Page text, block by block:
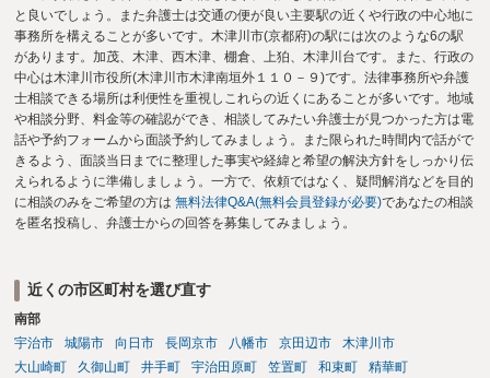
と良いでしょう。また弁護士は交通の便が良い主要駅の近くや行政の中心地に
事務所を構えることが多いです。木津川市(京都府)の駅には次のような6の駅
があります。加茂、木津、西木津、棚倉、上狛、木津川台です。また、行政の
中心は木津川市役所(木津川市木津南垣外１１０－９)です。法律事務所や弁護
士相談できる場所は利便性を重視しこれらの近くにあることが多いです。地域
や相談分野、料金等の確認ができ、相談してみたい弁護士が見つかった方は電
話や予約フォームから面談予約してみましょう。また限られた時間内で話がで
きるよう、面談当日までに整理した事実や経緯と希望の解決方針をしっかり伝
えられるように準備しましょう。一方で、依頼ではなく、疑問解消などを目的
に相談のみをご希望の方は 無料法律Q&A(無料会員登録が必要)であなたの相談
を匿名投稿し、弁護士からの回答を募集してみましょう。
近くの市区町村を選び直す
南部
宇治市
城陽市 向日市 長岡京市 八幡市 京田辺市
木津川市
大山崎町
久御山町 井手町 宇治田原町 笠置町 和束町
精華町